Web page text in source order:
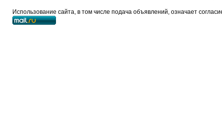
Использование сайта, в том числе подача объявлений, означает